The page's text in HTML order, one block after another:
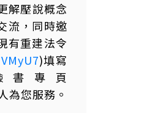
解壓說概念
流，同時邀
有重建法令
)填寫
專頁
為您服務。